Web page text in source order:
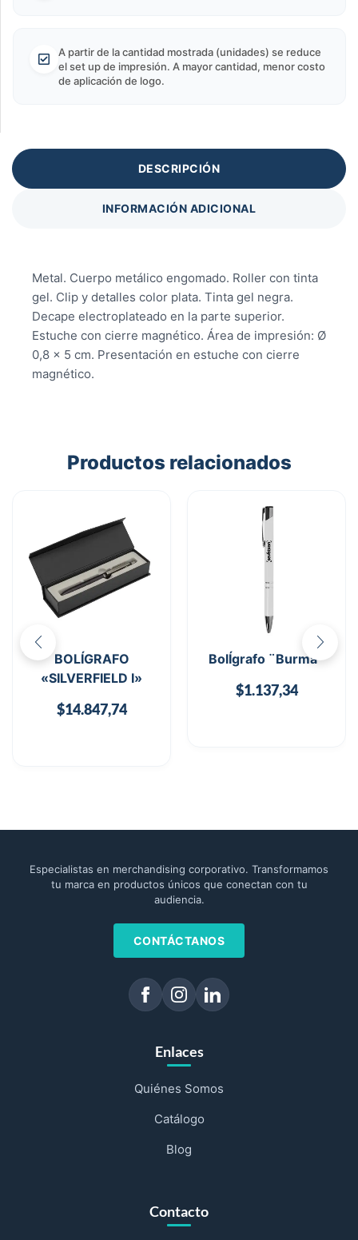
A partir de la cantidad mostrada (unidades) se reduce
el set up de impresión. A mayor cantidad, menor costo
de aplicación de logo.
DESCRIPCIÓN
INFORMACIÓN ADICIONAL
Metal. Cuerpo metálico engomado. Roller con tinta
gel. Clip y detalles color plata. Tinta gel negra.
Decape electroplateado en la parte superior.
Estuche con cierre magnético. Área de impresión: Ø
0,8 x 5 cm. Presentación en estuche con cierre
magnético.
Productos relacionados
BOLÍGRAFO
«SILVERFIELD I»
$14.847,74
BolÍgrafo ¨Burma¨
$1.137,34
Especialistas en merchandising corporativo. Transformamos
tu marca en productos únicos que conectan con tu
audiencia.
CONTÁCTANOS
Enlaces
Quiénes Somos
Catálogo
Blog
Contacto